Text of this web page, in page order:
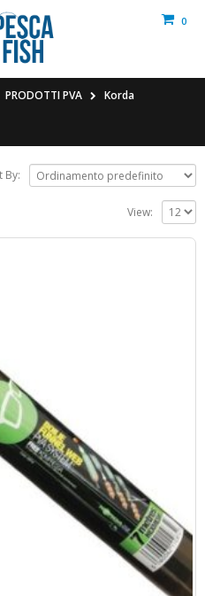
0
PRODOTTI PVA Korda
By:
View: